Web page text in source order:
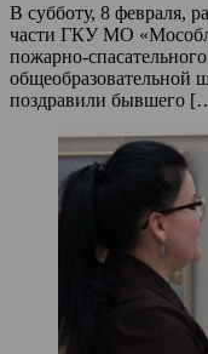
В субботу, 8 февраля,
части ГКУ МО
пожарно-
общеобразовательной
поздравили бывшего